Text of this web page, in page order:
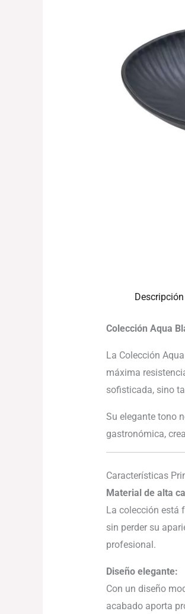
Descripción
Colección Aqua
La Colección
máxima
sofisticada, sino
Su elegante tono
gastronómica,
Características
Material de alta
La colección está
sin perder su
profesional.
Diseño elegante:
Con un diseño
acabado aporta